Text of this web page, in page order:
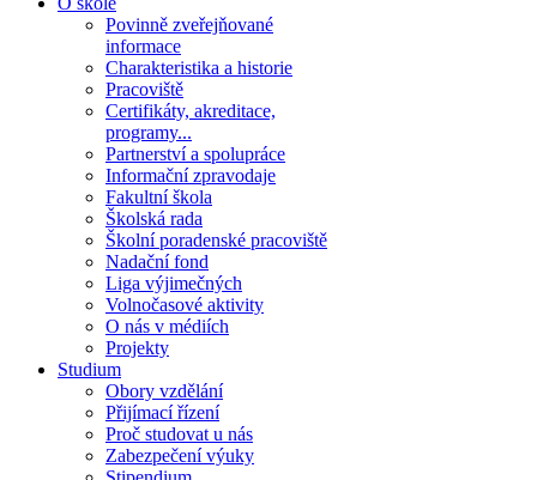
Povinně zveřejňované
informace
Charakteristika a historie
Pracoviště
Certifikáty, akreditace,
programy...
Partnerství a spolupráce
Informační zpravodaje
Fakultní škola
Školská rada
Školní poradenské pracoviště
Nadační fond
Liga výjimečných
Volnočasové aktivity
O nás v médiích
Projekty
Studium
Obory vzdělání
Přijímací řízení
Proč studovat u nás
Zabezpečení výuky